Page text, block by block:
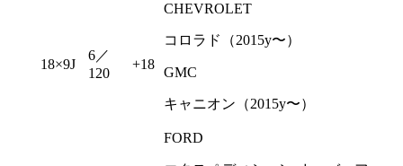
18×9J
6／
120
+18
CHEVROLET
コロラド（2015y〜）
GMC
キャニオン（2015y〜）
FORD